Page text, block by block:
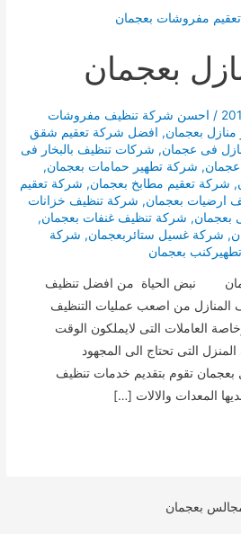
بعجمان
/ احسن شركة تنظيف مفروشات
بعجمان, افضل شركة تعقيم شقق
فى عجمان, شركات تنظيف بالبخار فى
, شركة تطهير حمامات بعجمان,
, شركة تعقيم مطابخ بعجمان, شركة تعقيم
ارضيات بعجمان, شركة تنظيف خزانات
بعجمان, شركة تنظيف غنفات بعجمان,
, شركة غسيل ستائربعجمان, شركة
بعجمان
نبض الحياة من افضل تنظيف
المنازل من اصعب عمليات التنظيف
العاملات التى لايملكون الوقت
التى تحتاج الى المجهود
تقوم بتقديم خدمات تنظيف
المعدات والالات […]
بعجمان